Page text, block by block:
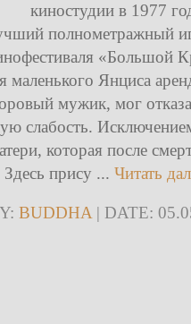
киностудии в 1977
полнометражный
«Большой
маленького Янциса
мужик, мог
слабость.
которая после
Здесь прису ... Читать
BUDDHA | DATE: